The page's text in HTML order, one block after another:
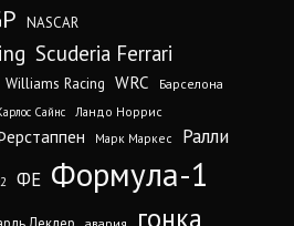
NASCAR
Scuderia Ferrari
Williams Racing WRC
Барселона
Сайнс Ландо Норрис
Марк Маркес Ралли
ФЕ Формула-1
гонка